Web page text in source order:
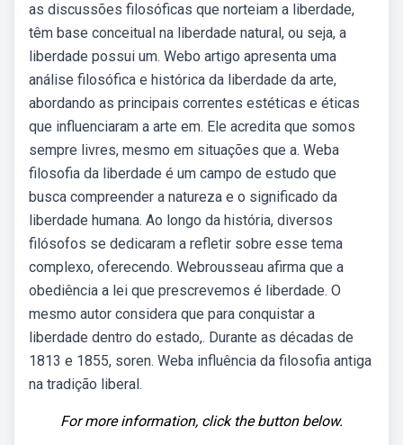
as discussões filosóficas que norteiam a liberdade,
têm base conceitual na liberdade natural, ou seja, a
liberdade possui um. Webo artigo apresenta uma
análise filosófica e histórica da liberdade da arte,
abordando as principais correntes estéticas e éticas
que influenciaram a arte em. Ele acredita que somos
sempre livres, mesmo em situações que a. Weba
filosofia da liberdade é um campo de estudo que
busca compreender a natureza e o significado da
liberdade humana. Ao longo da história, diversos
filósofos se dedicaram a refletir sobre esse tema
complexo, oferecendo. Webrousseau afirma que a
obediência a lei que prescrevemos é liberdade. O
mesmo autor considera que para conquistar a
liberdade dentro do estado,. Durante as décadas de
1813 e 1855, soren. Weba influência da filosofia antiga
na tradição liberal.
For more information, click the button below.